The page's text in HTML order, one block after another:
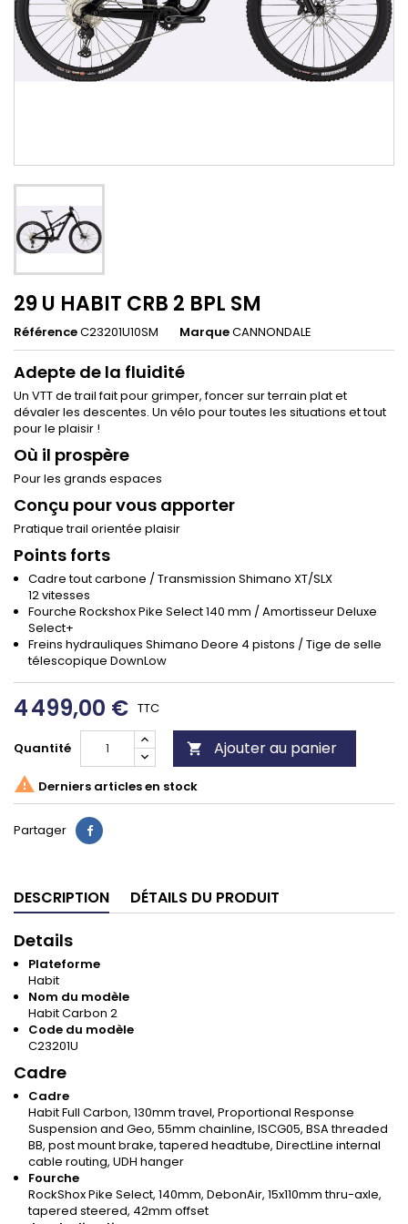
29 U HABIT CRB 2 BPL SM
RéférenceC23201U10SM MarqueCANNONDALE
Adepte de la fluidité
Un VTT de trail fait pour grimper, foncer sur terrain plat et
dévaler les descentes. Un vélo pour toutes les situations et tout
pour le plaisir !
Où il prospère
Pour les grands espaces
Conçu pour vous apporter
Pratique trail orientée plaisir
Points forts
Cadre tout carbone / Transmission Shimano XT/SLX
12 vitesses
Fourche Rockshox Pike Select 140 mm / Amortisseur Deluxe
Select+
Freins hydrauliques Shimano Deore 4 pistons / Tige de selle
télescopique DownLow
4 499,00 € TTC
Quantité  Ajouter au panier
 Derniers articles en stock
Partager
DESCRIPTION DÉTAILS DU PRODUIT
Details
Plateforme
Habit
Nom du modèle
Habit Carbon 2
Code du modèle
C23201U
Cadre
Cadre
Habit Full Carbon, 130mm travel, Proportional Response
Suspension and Geo, 55mm chainline, ISCG05, BSA threaded
BB, post mount brake, tapered headtube, DirectLine internal
cable routing, UDH hanger
Fourche
RockShox Pike Select, 140mm, DebonAir, 15x110mm thru-axle,
tapered steered, 42mm offset